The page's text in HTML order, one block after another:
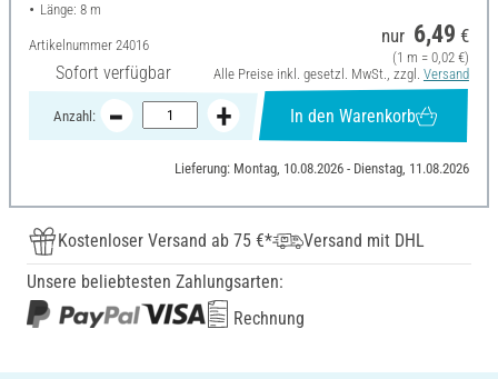
Länge: 8 m
Artikelnummer 24016
Sofort verfügbar
nur 6,49 €
(1 m = 0,02 €)
Alle Preise inkl. gesetzl. MwSt., zzgl. Versand
Anzahl: In den Warenkorb
Lieferung: Montag, 10.08.2026 - Dienstag, 11.08.2026
Kostenloser Versand ab 75 €*
Versand mit DHL
Unsere beliebtesten Zahlungsarten:
Rechnung